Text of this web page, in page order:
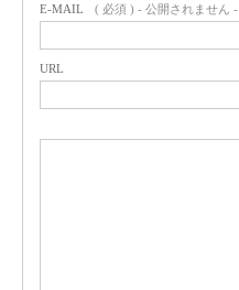
E-MAIL ( 必須 ) - 公開されません -
URL